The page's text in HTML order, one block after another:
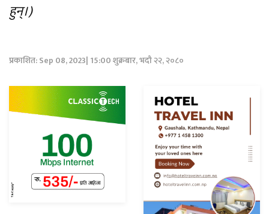
हुन्।)
प्रकाशित: Sep 08, 2023| 15:00 शुक्रबार, भदौ २२, २०८०